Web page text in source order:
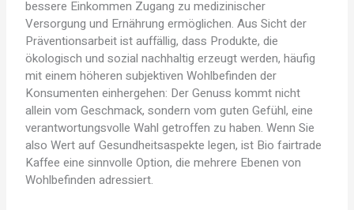
bessere Einkommen Zugang zu medizinischer
Versorgung und Ernährung ermöglichen. Aus Sicht der
Präventionsarbeit ist auffällig, dass Produkte, die
ökologisch und sozial nachhaltig erzeugt werden, häufig
mit einem höheren subjektiven Wohlbefinden der
Konsumenten einhergehen: Der Genuss kommt nicht
allein vom Geschmack, sondern vom guten Gefühl, eine
verantwortungsvolle Wahl getroffen zu haben. Wenn Sie
also Wert auf Gesundheitsaspekte legen, ist Bio fairtrade
Kaffee eine sinnvolle Option, die mehrere Ebenen von
Wohlbefinden adressiert.